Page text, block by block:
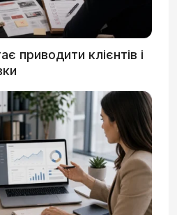
приводити клієнтів і